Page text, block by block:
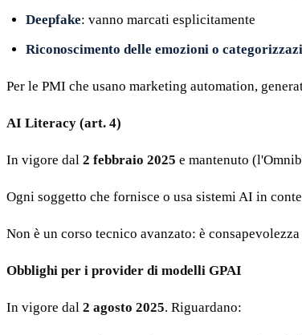
Deepfake: vanno marcati esplicitamente
Riconoscimento delle emozioni o
Per le PMI che usano marketing automation,
AI Literacy (art. 4)
In vigore dal 2 febbraio 2025 e mantenuto
Ogni soggetto che fornisce o usa sistemi AI in
Non è un corso tecnico avanzato: è
Obblighi per i provider di modelli GPAI
In vigore dal 2 agosto 2025. Riguardano: